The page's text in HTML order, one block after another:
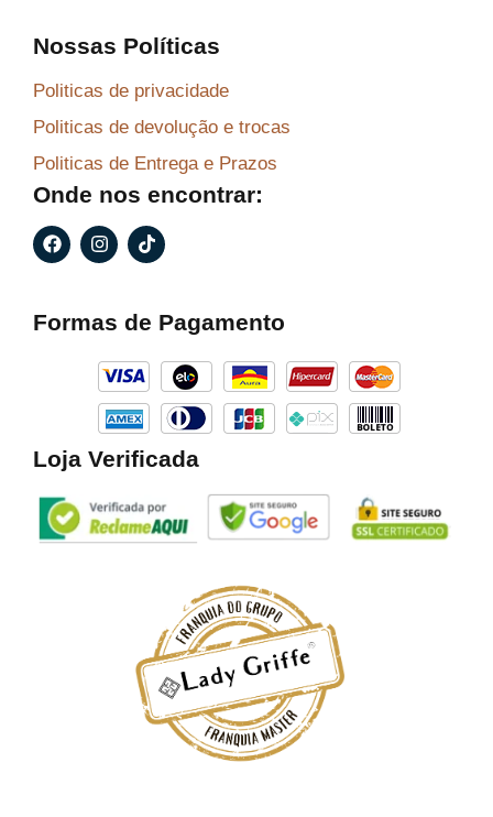
Nossas Políticas
Politicas de privacidade
Politicas de devolução e trocas
Politicas de Entrega e Prazos
Onde nos encontrar:
F
a
c
o
I
n
s
g
a
m
T
i
k
k
Formas de Pagamento
Loja Verificada